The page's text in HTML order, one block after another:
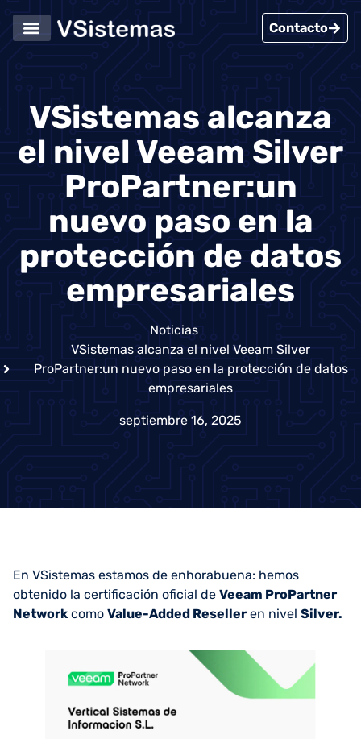
Contacto
VSistemas alcanza
el nivel Veeam Silver
ProPartner:un
nuevo paso en la
protección de datos
empresariales
Noticias
VSistemas alcanza el nivel Veeam Silver
ProPartner:un nuevo paso en la protección de datos
empresariales
septiembre 16, 2025
En VSistemas estamos de enhorabuena: hemos
obtenido la certificación oficial de Veeam ProPartner
Networkcomo Value-Added Reseller en nivel Silver.